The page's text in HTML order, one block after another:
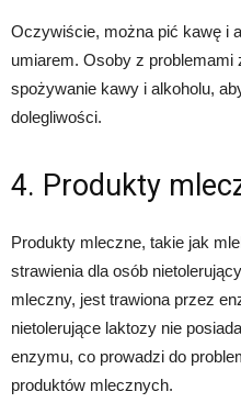
Oczywiście, można pić kawę i
umiarem. Osoby z problemami
spożywanie kawy i alkoholu,
dolegliwości.
4. Produkty
Produkty mleczne, takie jak
strawienia dla osób
mleczny, jest trawiona przez
nietolerujące laktozy nie
enzymu, co prowadzi do
produktów mlecznych.